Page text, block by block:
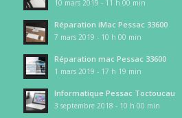
10 mars 2019 - 11 h 00 min
Réparation iMac Pessac 33600
7 mars 2019 - 10 h 00 min
Réparation mac Pessac 33600
1 mars 2019 - 17 h 19 min
Informatique Pessac Toctoucau
3 septembre 2018 - 10 h 00 min